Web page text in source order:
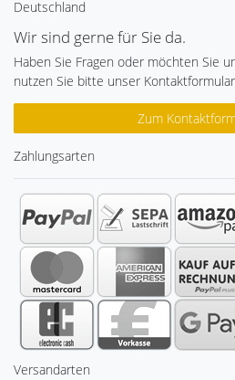
Deutschland
Wir sind gerne für Sie da.
Haben Sie Fragen oder möchten Sie
nutzen Sie bitte unser
Zum
Zahlungsarten
Versandarten